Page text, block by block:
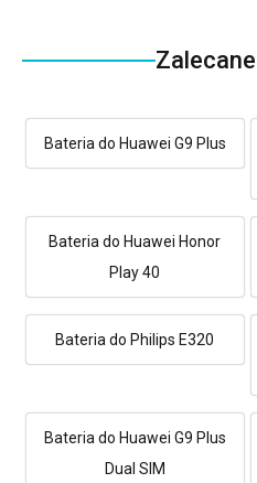
Bateria do Huawei G9 Plus
Bateria do Huawei Honor
Play 40
Bateria do Philips E320
Bateria do Huawei G9 Plus
Dual SIM